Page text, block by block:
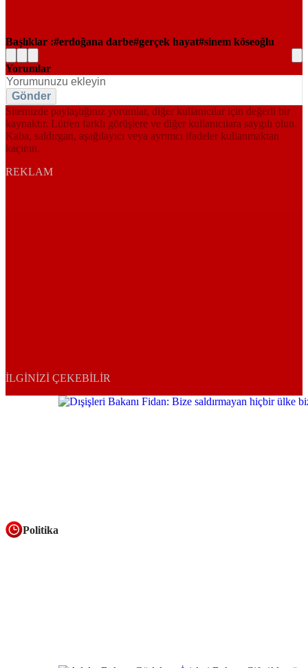
Başlıklar : erdoğana darbe gerçek hayat sinem köseoğlu
Yorumlar
Gönder
Sitemizde paylaştığınız yorumlar, diğer kullanıcılar için değerli bir
kaynaktır. Lütfen farklı görüşlere ve diğer kullanıcılara saygılı olun.
Kaba, saldırgan, aşağılayıcı veya ayrımcı ifadeler kullanmaktan
kaçının.
REKLAM
İLGINIZI ÇEKEBILIR
Politika